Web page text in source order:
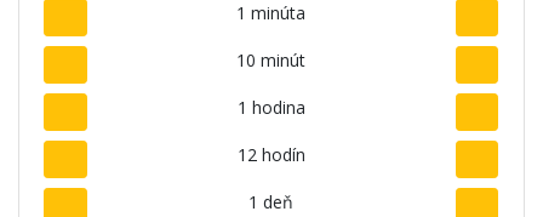
1 minúta
10 minút
1 hodina
12 hodín
1 deň